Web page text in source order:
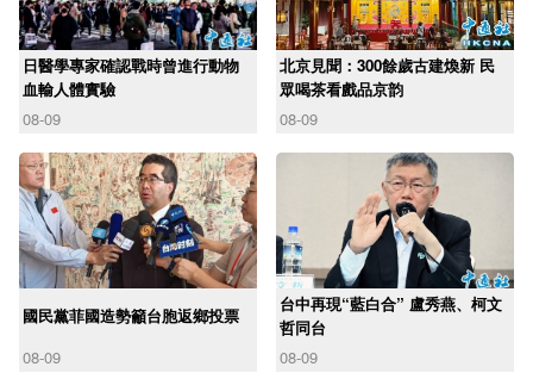
日醫學專家確認戰時曾進行動物
血輸人體實驗
08-09
北京見聞：300餘歲古建煥新 民
眾喝茶看戲品京韵
08-09
國民黨菲國造勢籲台胞返鄉投票
08-09
台中再現“藍白合” 盧秀燕、柯文
哲同台
08-09